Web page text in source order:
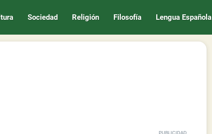
Sociedad Religión Filosofía Lengua Española